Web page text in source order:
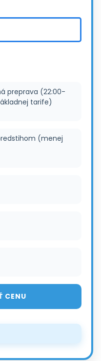
preprava (22:00-
tarife)
(menej
CENU